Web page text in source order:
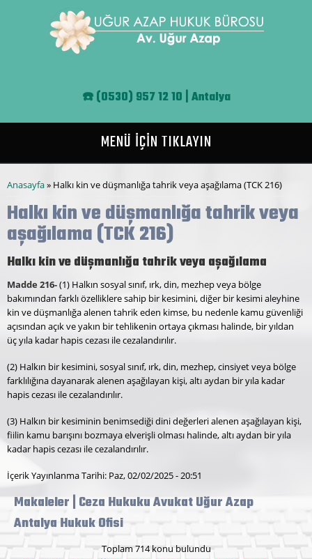
☎️(0530) 957 12 10 | Antalya
MENÜ İÇİN TIKLAYIN
Buradasınız
Anasayfa» Halkı kin ve düşmanlığa tahrik veya aşağılama (TCK 216)
Halkı kin ve düşmanlığa tahrik veya
aşağılama (TCK 216)
Halkı kin ve düşmanlığa tahrik veya aşağılama
Madde 216-(1) Halkın sosyal sınıf, ırk, din, mezhep veya bölge
bakımından farklı özelliklere sahip bir kesimini, diğer bir kesimi aleyhine
kin ve düşmanlığa alenen tahrik eden kimse, bu nedenle kamu güvenliği
açısından açık ve yakın bir tehlikenin ortaya çıkması halinde, bir yıldan
üç yıla kadar hapis cezası ile cezalandırılır.
(2) Halkın bir kesimini, sosyal sınıf, ırk, din, mezhep, cinsiyet veya bölge
farklılığına dayanarak alenen aşağılayan kişi, altı aydan bir yıla kadar
hapis cezası ile cezalandırılır.
(3) Halkın bir kesiminin benimsediği dini değerleri alenen aşağılayan kişi,
fiilin kamu barışını bozmaya elverişli olması halinde, altı aydan bir yıla
kadar hapis cezası ile cezalandırılır.
İçerik Yayınlanma Tarihi: Paz, 02/02/2025 - 20:51
Makaleler | Ceza Hukuku Avukat Uğur Azap
Antalya Hukuk Ofisi
Toplam 714 konu bulundu